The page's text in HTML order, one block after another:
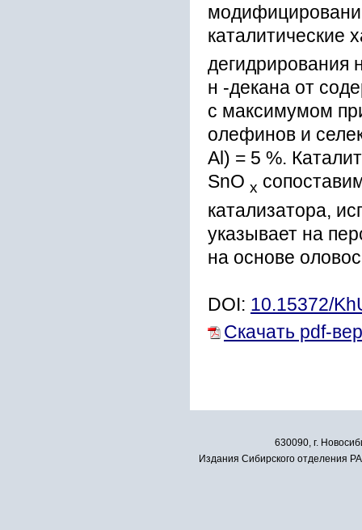
каталитические
дегидрирования
н -декана от
с максимумом
олефинов и
Al) = 5 %.
SnO x
катализатора,
указывает на
на основе
DOI: 10.15372/
Скачать pdf-
630090, г.
Издания Сибирского отделения